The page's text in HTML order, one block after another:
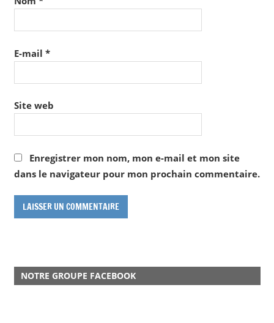
E-mail *
Site web
Enregistrer mon nom, mon e-mail et mon site
dans le navigateur pour mon prochain commentaire.
NOTRE GROUPE FACEBOOK